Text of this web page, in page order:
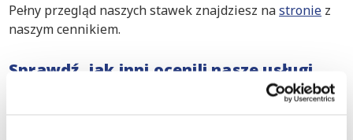
Pełny przegląd naszych stawek znajdziesz nastronie z
naszym cennikiem.
Sprawdź, jak inni ocenili nasze usługi